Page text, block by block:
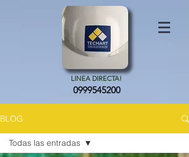
LINEA DIRECTA!
0999545200
BLOG
Todas las entradas